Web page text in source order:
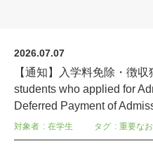
2026.07.07
【通知】入学料免除・徴
students who applied for
Deferred Payment of
対象者 在学生 タグ 重要な